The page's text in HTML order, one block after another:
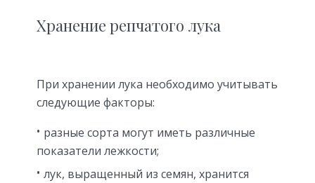
Хранение репчатого лука
При хранении лука необходимо учитывать
следующие факторы:
разные сорта могут иметь различные
показатели лежкости;
лук, выращенный из семян, хранится